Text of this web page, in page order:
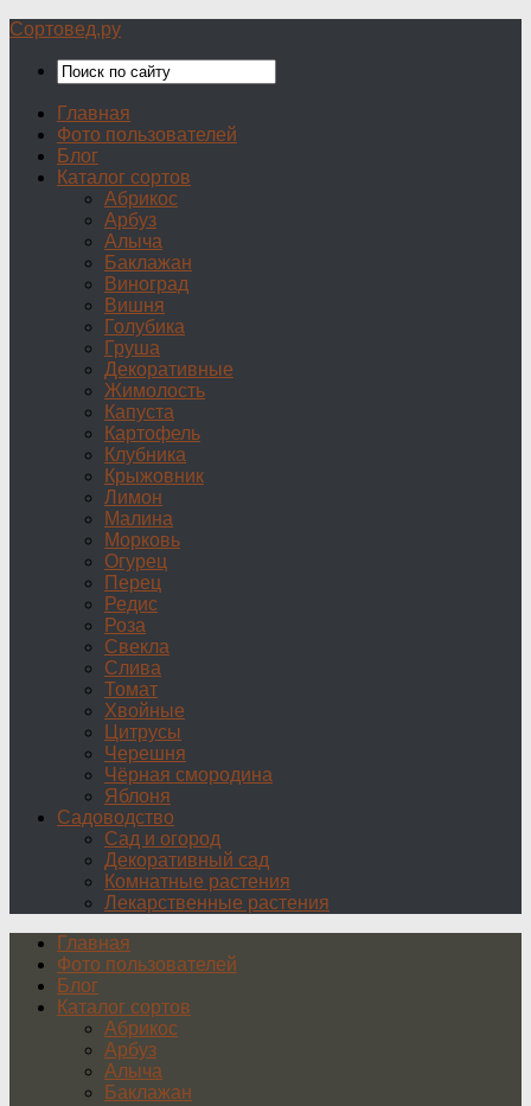
Сортовед.ру
Главная
Фото пользователей
Блог
Каталог сортов
Абрикос
Арбуз
Алыча
Баклажан
Виноград
Вишня
Голубика
Груша
Декоративные
Жимолость
Капуста
Картофель
Клубника
Крыжовник
Лимон
Малина
Морковь
Огурец
Перец
Редис
Роза
Свекла
Слива
Томат
Хвойные
Цитрусы
Черешня
Чёрная смородина
Яблоня
Садоводство
Сад и огород
Декоративный сад
Комнатные растения
Лекарственные растения
Главная
Фото пользователей
Блог
Каталог сортов
Абрикос
Арбуз
Алыча
Баклажан